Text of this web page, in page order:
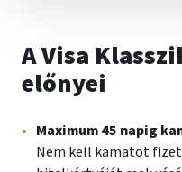
A Visa
előnyei
Maximum 45 napig
Nem kell kamatot